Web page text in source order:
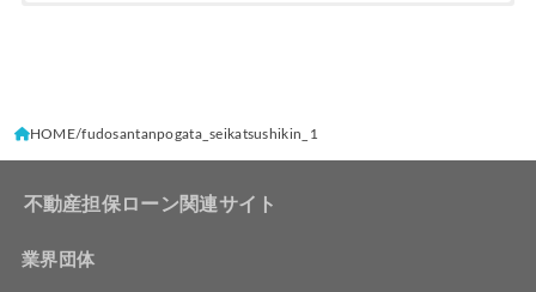
HOME fudosantanpogata_seikatsushikin_1
不動産担保ローン関連サイト
業界団体